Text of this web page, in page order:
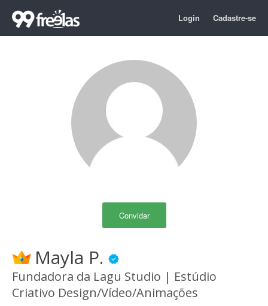
Login Cadastre-se
Convidar
Mayla P.
Fundadora da Lagu Studio | Estúdio
Criativo Design/Vídeo/Animações